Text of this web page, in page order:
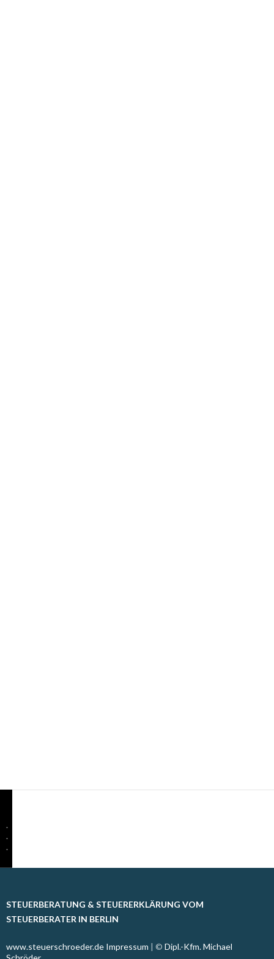
.
.
.
STEUERBERATUNG & STEUERERKLÄRUNG VOM
STEUERBERATER IN BERLIN
www.steuerschroeder.de Impressum | © Dipl.-Kfm. Michael